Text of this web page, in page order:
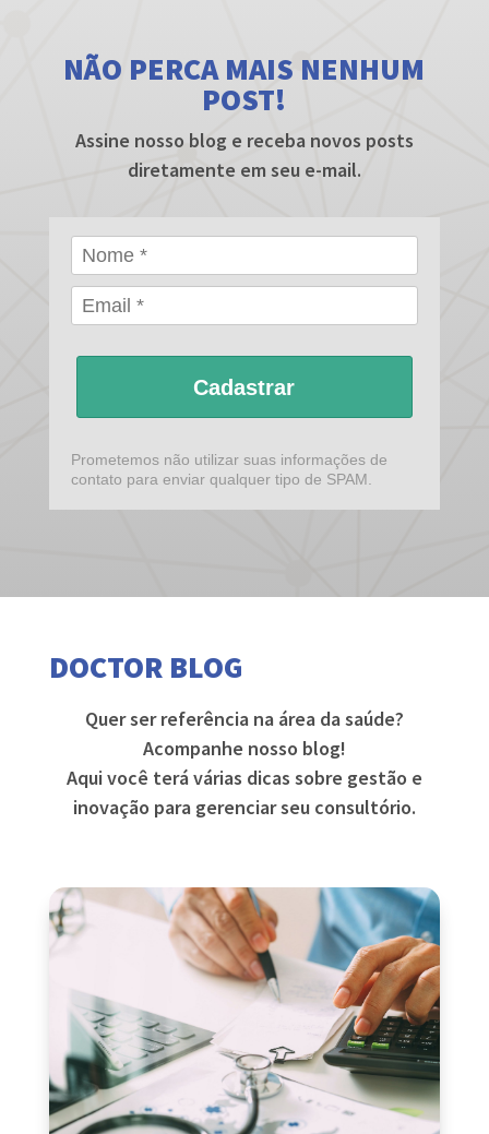
NÃO PERCA MAIS NENHUM
POST!
Assine nosso blog e receba novos posts
diretamente em seu e-mail.
Cadastrar
Prometemos não utilizar suas informações de
contato para enviar qualquer tipo de SPAM.
DOCTOR BLOG
Quer ser referência na área da saúde?
Acompanhe nosso blog!
Aqui você terá várias dicas sobre gestão e
inovação para gerenciar seu consultório.